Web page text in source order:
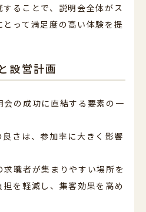
ることで、説明会全体がス
って満足度の高い体験を提
設営計画
会の成功に直結する要素の一
さは、参加率に大きく影響
職者が集まりやすい場所を
を軽減し、集客効果を高め